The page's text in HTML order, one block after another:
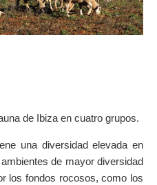
de Ibiza en cuatro grupos.
una diversidad elevada en
de mayor diversidad
los fondos rocosos, como los